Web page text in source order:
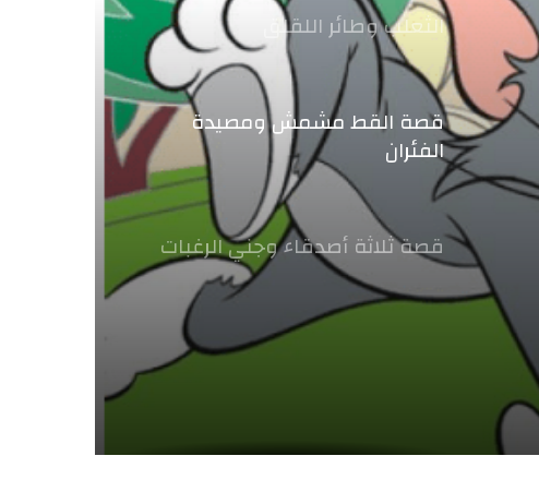
الثعلب وطائر اللقلق
قصة القط مشمش ومصيدة
الفئران
قصة ثلاثة أصدقاء وجني الرغبات